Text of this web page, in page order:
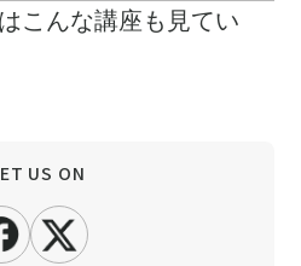
こんな講座も見てい
US ON